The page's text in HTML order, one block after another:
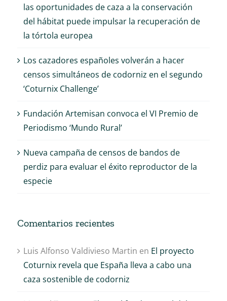
las oportunidades de caza a la conservación
del hábitat puede impulsar la recuperación de
la tórtola europea
Los cazadores españoles volverán a hacer
censos simultáneos de codorniz en el segundo
‘Coturnix Challenge’
Fundación Artemisan convoca el VI Premio de
Periodismo ‘Mundo Rural’
Nueva campaña de censos de bandos de
perdiz para evaluar el éxito reproductor de la
especie
Comentarios recientes
Luis Alfonso Valdivieso Martin en El proyecto
Coturnix revela que España lleva a cabo una
caza sostenible de codorniz